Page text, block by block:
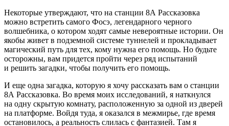
Некоторые утверждают, что на станции 8А Рассказовка
можно встретить самого Фосэ, легендарного черного
волшебника, о котором ходят самые невероятные истории. Он
якобы живет в подземной системе туннелей и прокладывает
магический путь для тех, кому нужна его помощь. Но будьте
осторожны, вам придется пройти через ряд испытаний
и решить загадки, чтобы получить его помощь.
И еще одна загадка, которую я хочу рассказать вам о станции
8А Рассказовка. Во время моих исследований, я наткнулся
на одну скрытую комнату, расположенную за одной из дверей
на платформе. Войдя туда, я оказался в межмирье, где время
остановилось, а реальность слилась с фантазией. Там я